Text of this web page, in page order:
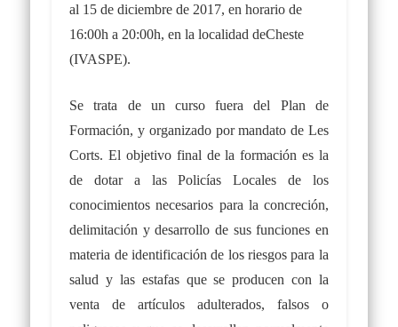
al 15 de diciembre de 2017, en horario de
16:00h a 20:00h,en la localidad deCheste
(IVASPE).
Se trata de un curso fuera del Plan de
Formación, y organizado por mandato de Les
Corts. El objetivo final de la formación es la
de dotar a las Policías Locales de los
conocimientos necesarios para la concreción,
delimitación y desarrollo de sus funciones en
materia de identificación de los riesgos para la
salud y las estafas que se producen con la
venta de artículos adulterados, falsos o